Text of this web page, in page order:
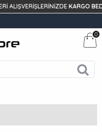
ALIŞVERİŞLERİNİZDEKARGO
0